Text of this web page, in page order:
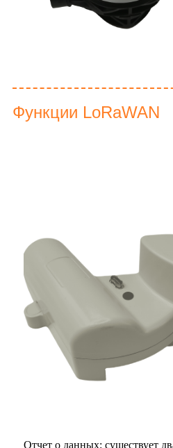
Функции LoRaWAN
Отчет о данных: существует